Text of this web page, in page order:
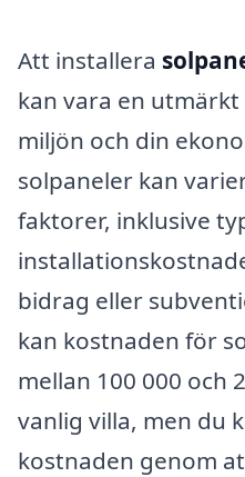
Att installera
kan vara en
miljön och din
solpaneler kan
faktorer, inklusive
bidrag eller
kan kostnaden för
mellan 100 000 och
vanlig villa, men du
kostnaden genom